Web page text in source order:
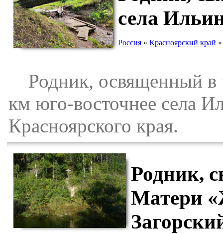
села
Россия » Красноярский край
Родник, освященный в
км юго-восточнее села
Красноярского края.
Родник,
Матери